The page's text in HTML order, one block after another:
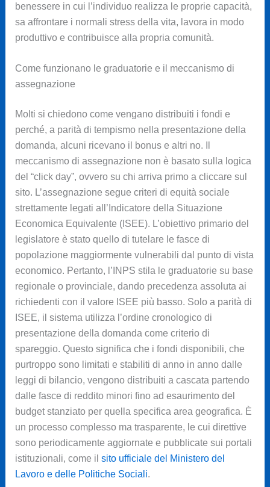
benessere in cui l’individuo realizza le proprie capacità,
sa affrontare i normali stress della vita, lavora in modo
produttivo e contribuisce alla propria comunità.
Come funzionano le graduatorie e il meccanismo di
assegnazione
Molti si chiedono come vengano distribuiti i fondi e
perché, a parità di tempismo nella presentazione della
domanda, alcuni ricevano il bonus e altri no. Il
meccanismo di assegnazione non è basato sulla logica
del “click day”, ovvero su chi arriva primo a cliccare sul
sito. L’assegnazione segue criteri di equità sociale
strettamente legati all’Indicatore della Situazione
Economica Equivalente (ISEE). L’obiettivo primario del
legislatore è stato quello di tutelare le fasce di
popolazione maggiormente vulnerabili dal punto di vista
economico. Pertanto, l’INPS stila le graduatorie su base
regionale o provinciale, dando precedenza assoluta ai
richiedenti con il valore ISEE più basso. Solo a parità di
ISEE, il sistema utilizza l’ordine cronologico di
presentazione della domanda come criterio di
spareggio. Questo significa che i fondi disponibili, che
purtroppo sono limitati e stabiliti di anno in anno dalle
leggi di bilancio, vengono distribuiti a cascata partendo
dalle fasce di reddito minori fino ad esaurimento del
budget stanziato per quella specifica area geografica. È
un processo complesso ma trasparente, le cui direttive
sono periodicamente aggiornate e pubblicate sui portali
istituzionali, come il sito ufficiale del Ministero del
Lavoro e delle Politiche Sociali.